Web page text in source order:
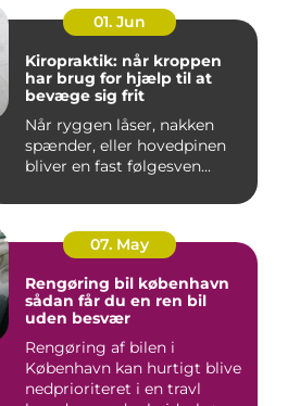
01. Jun
Kiropraktik: når kroppen
har brug for hjælp til at
bevæge sig frit
Når ryggen låser, nakken
spænder, eller hovedpinen
bliver en fast følgesven...
07. May
Rengøring bil københavn
sådan får du en ren bil
uden besvær
Rengøring af bilen i
København kan hurtigt blive
nedprioriteret i en travl